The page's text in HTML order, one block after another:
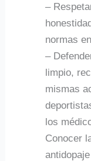
–
normas
–
limpio,
mismas
los
Conocer